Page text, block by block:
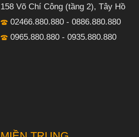
158 Võ Chí Công (tầng 2), Tây Hồ
02466.880.880 - 0886.880.880
0965.880.880 - 0935.880.880